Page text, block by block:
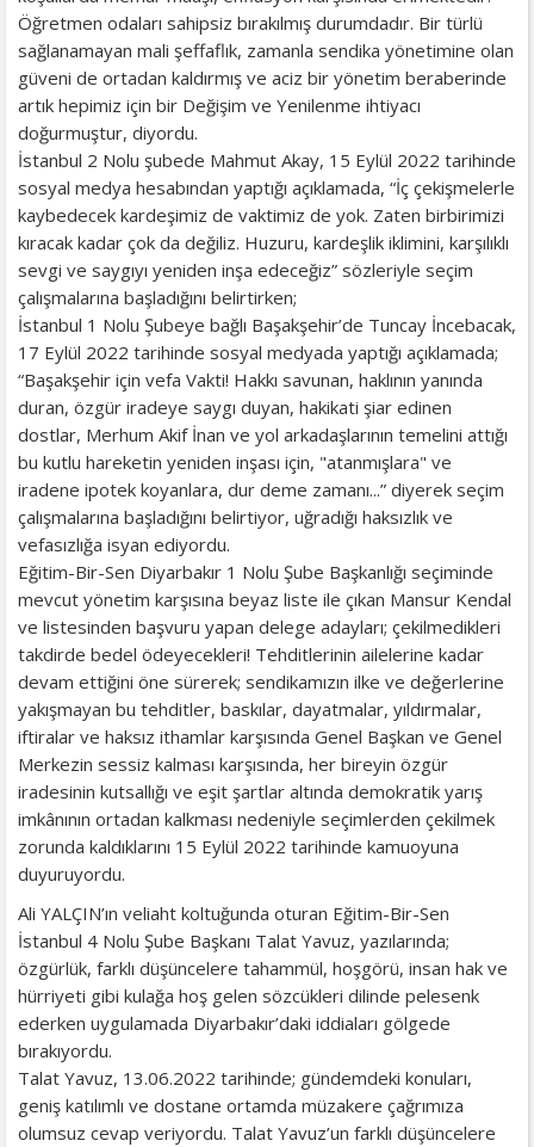
Öğretmen odaları sahipsiz bırakılmış durumdadır. Bir türlü
sağlanamayan mali şeffaflık, zamanla sendika yönetimine olan
güveni de ortadan kaldırmış ve aciz bir yönetim beraberinde
artık hepimiz için bir Değişim ve Yenilenme ihtiyacı
doğurmuştur, diyordu.
İstanbul 2 Nolu şubede Mahmut Akay, 15 Eylül 2022 tarihinde
sosyal medya hesabından yaptığı açıklamada, “İç çekişmelerle
kaybedecek kardeşimiz de vaktimiz de yok. Zaten birbirimizi
kıracak kadar çok da değiliz. Huzuru, kardeşlik iklimini, karşılıklı
sevgi ve saygıyı yeniden inşa edeceğiz” sözleriyle seçim
çalışmalarına başladığını belirtirken;
İstanbul 1 Nolu Şubeye bağlı Başakşehir’de Tuncay İncebacak,
17 Eylül 2022 tarihinde sosyal medyada yaptığı açıklamada;
“Başakşehir için vefa Vakti! Hakkı savunan, haklının yanında
duran, özgür iradeye saygı duyan, hakikati şiar edinen
dostlar, Merhum Akif İnan ve yol arkadaşlarının temelini attığı
bu kutlu hareketin yeniden inşası için, "atanmışlara" ve
iradene ipotek koyanlara, dur deme zamanı...” diyerek seçim
çalışmalarına başladığını belirtiyor, uğradığı haksızlık ve
vefasızlığa isyan ediyordu.
Eğitim-Bir-Sen Diyarbakır 1 Nolu Şube Başkanlığı seçiminde
mevcut yönetim karşısına beyaz liste ile çıkan Mansur Kendal
ve listesinden başvuru yapan delege adayları; çekilmedikleri
takdirde bedel ödeyecekleri! Tehditlerinin ailelerine kadar
devam ettiğini öne sürerek; sendikamızın ilke ve değerlerine
yakışmayan bu tehditler, baskılar, dayatmalar, yıldırmalar,
iftiralar ve haksız ithamlar karşısında Genel Başkan ve Genel
Merkezin sessiz kalması karşısında, her bireyin özgür
iradesinin kutsallığı ve eşit şartlar altında demokratik yarış
imkânının ortadan kalkması nedeniyle seçimlerden çekilmek
zorunda kaldıklarını 15 Eylül 2022 tarihinde kamuoyuna
duyuruyordu.
Ali YALÇIN’ın veliaht koltuğunda oturan Eğitim-Bir-Sen
İstanbul 4 Nolu Şube Başkanı Talat Yavuz, yazılarında;
özgürlük, farklı düşüncelere tahammül, hoşgörü, insan hak ve
hürriyeti gibi kulağa hoş gelen sözcükleri dilinde pelesenk
ederken uygulamada Diyarbakır’daki iddiaları gölgede
bırakıyordu.
Talat Yavuz, 13.06.2022 tarihinde; gündemdeki konuları,
geniş katılımlı ve dostane ortamda müzakere çağrımıza
olumsuz cevap veriyordu. Talat Yavuz’un farklı düşüncelere